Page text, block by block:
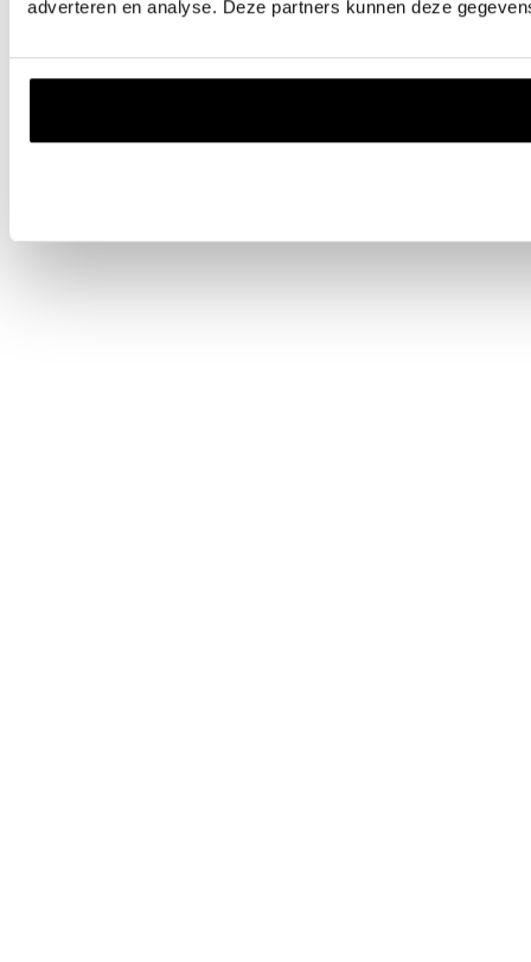
adverteren en analyse. Deze partners kunnen deze